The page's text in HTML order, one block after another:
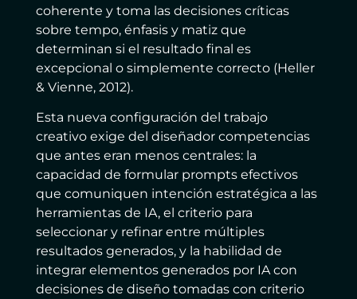
coherente y toma las decisiones críticas
sobre tempo, énfasis y matiz que
determinan si el resultado final es
excepcional o simplemente correcto (Heller
& Vienne, 2012).
Esta nueva configuración del trabajo
creativo exige del diseñador competencias
que antes eran menos centrales: la
capacidad de formular prompts efectivos
que comuniquen intención estratégica a las
herramientas de IA, el criterio para
seleccionar y refinar entre múltiples
resultados generados, y la habilidad de
integrar elementos generados por IA con
decisiones de diseño tomadas con criterio